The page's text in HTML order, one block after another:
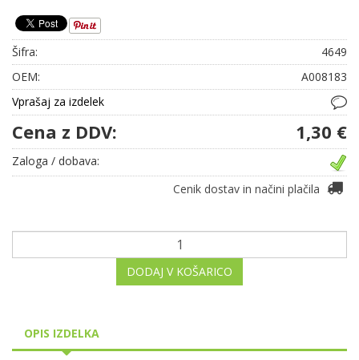
Šifra:
4649
OEM:
A008183
Vprašaj za izdelek
Cena z DDV: 1,30 €
Zaloga / dobava:
Cenik dostav in načini plačila
DODAJ V KOŠARICO
OPIS IZDELKA